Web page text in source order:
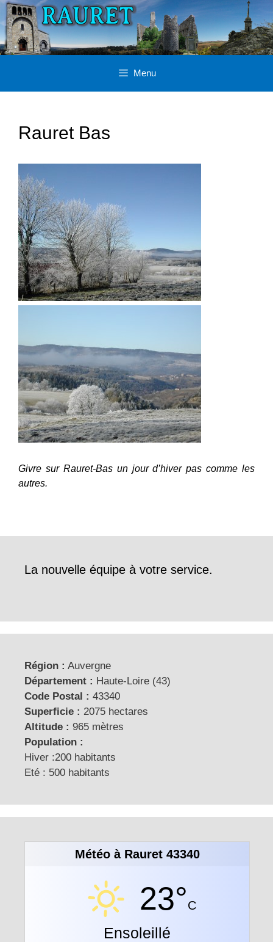
Aller
au
contenu
Menu
Rauret Bas
Givre sur Rauret-Bas un jour d’hiver pas comme les
autres.
La nouvelle équipe à votre service.
Région : Auvergne
Département : Haute-Loire (43)
Code Postal : 43340
Superficie : 2075 hectares
Altitude : 965 mètres
Population :
Hiver :200 habitants
Eté : 500 habitants
Météo à Rauret 43340
23°C
Ensoleillé